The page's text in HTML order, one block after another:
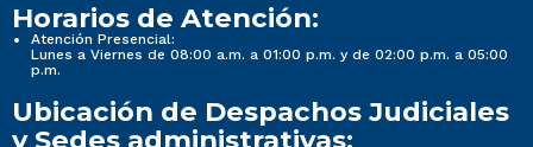
Horarios de Atención:
Atención Presencial:
Lunes a Viernes de 08:00 a.m. a 01:00 p.m. y de 02:00 p.m. a 05:00
p.m.
Ubicación de Despachos Judiciales
y Sedes administrativas: